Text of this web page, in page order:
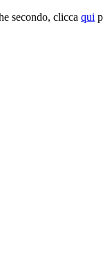
secondo, clicca qui